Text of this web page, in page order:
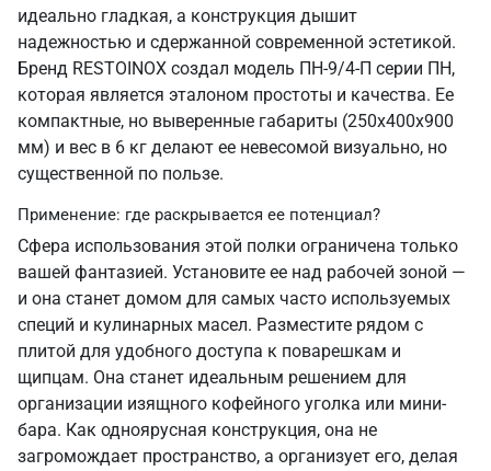
идеально гладкая, а конструкция дышит
надежностью и сдержанной современной эстетикой.
Бренд RESTOINOX создал модель ПН-9/4-П серии ПН,
которая является эталоном простоты и качества. Ее
компактные, но выверенные габариты (250х400х900
мм) и вес в 6 кг делают ее невесомой визуально, но
существенной по пользе.
Применение: где раскрывается ее потенциал?
Сфера использования этой полки ограничена только
вашей фантазией. Установите ее над рабочей зоной —
и она станет домом для самых часто используемых
специй и кулинарных масел. Разместите рядом с
плитой для удобного доступа к поварешкам и
щипцам. Она станет идеальным решением для
организации изящного кофейного уголка или мини-
бара. Как одноярусная конструкция, она не
загромождает пространство, а организует его, делая